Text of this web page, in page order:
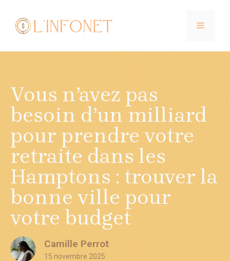
contenu
MENU
Vous n’avez pas
besoin d’un milliard
pour prendre votre
retraite dans les
Hamptons : trouver la
bonne ville pour
votre budget
Camille Perrot
15 novembre 2025